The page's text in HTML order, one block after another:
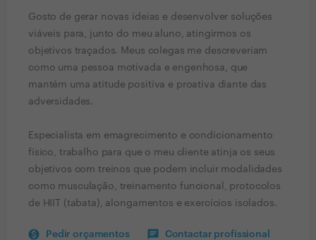
Gosto de gerar novas ideias e desenvolver soluções
viáveis para, junto do meu aluno, atingirmos os
objetivos traçados. Meus colegas me descreveriam
como uma pessoa motivada e engenhosa, que
mantém uma atitude positiva e proativa diante das
adversidades.
Especialista em emagrecimento e condicionamento
físico, trabalho para que o meu cliente atinja os seus
objetivos com treinos que podem incluir modalidades
como musculação, treinamento funcional, protocolos
de HIIT (tabata), alongamentos e exercícios isolados.
Pedir orçamentos Contactar profissional